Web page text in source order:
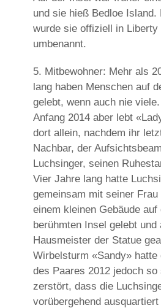
und sie hieß Bedloe Island.
wurde sie offiziell in Liberty
umbenannt.
5. Mitbewohner: Mehr als
lang haben Menschen auf
gelebt, wenn auch nie
Anfang 2014 aber lebt
dort allein, nachdem ihr
Nachbar, der
Luchsinger, seinen
Vier Jahre lang hatte
gemeinsam mit seiner Frau
einem kleinen Gebäude auf
berühmten Insel gelebt und
Hausmeister der Statue
Wirbelsturm «Sandy» hatte
des Paares 2012 jedoch so
zerstört, dass die
vorübergehend